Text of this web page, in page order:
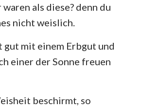
waren als diese? denn du
nicht weislich.
mit einem Erbgut und
einer der Sonne freuen
beschirmt, so